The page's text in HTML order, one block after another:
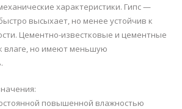
характеристики. Гипс —
высыхает, но менее устойчив к
Цементно-известковые и цементные
влаге, но имеют меньшую
повышенной влажностью